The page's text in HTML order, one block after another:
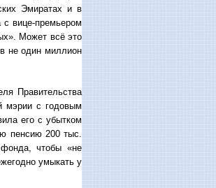
Эмиратах и в
с вице-премьером
Может всё это
не один миллион
Правительства
мэрии с годовым
его с убытком
пенсию 200 тыс.
чтобы «не
умыкать у